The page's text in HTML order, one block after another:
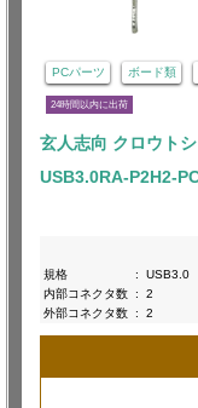
PCパーツ ボード類
24時間以内に出荷
玄人志向 クロウト
USB3.0RA-P2H2-
規格
:
USB3.0
内部コネクタ数 :
2
外部コネクタ数 : 2